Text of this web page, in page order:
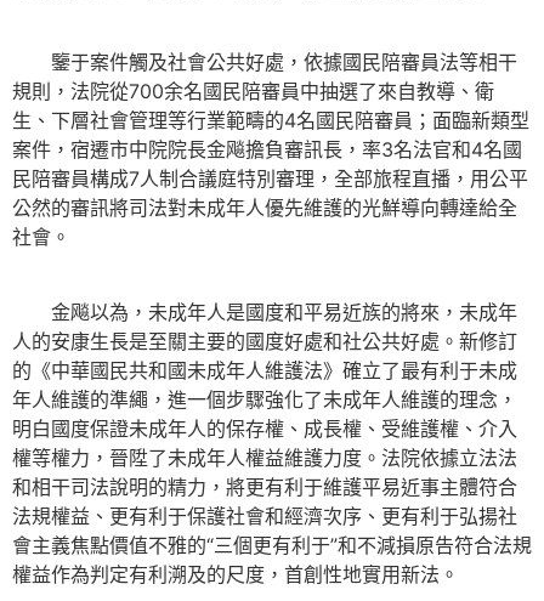
鑒于案件觸及社會公共好處，依據國民陪審員法等相干
規則，法院從700余名國民陪審員中抽選了來自教導、衛
生、下層社會管理等行業範疇的4名國民陪審員；面臨新類型
案件，宿遷市中院院長金飚擔負審訊長，率3名法官和4名國
民陪審員構成7人制合議庭特別審理，全部旅程直播，用公平
公然的審訊將司法對未成年人優先維護的光鮮導向轉達給全
社會。
金飚以為，未成年人是國度和平易近族的將來，未成年
人的安康生長是至關主要的國度好處和社公共好處。新修訂
的《中華國民共和國未成年人維護法》確立了最有利于未成
年人維護的準繩，進一個步驟強化了未成年人維護的理念，
明白國度保證未成年人的保存權、成長權、受維護權、介入
權等權力，晉陞了未成年人權益維護力度。法院依據立法法
和相干司法說明的精力，將更有利于維護平易近事主體符合
法規權益、更有利于保護社會和經濟次序、更有利于弘揚社
會主義焦點價值不雅的“三個更有利于”和不減損原告符合法規
權益作為判定有利溯及的尺度，首創性地實用新法。